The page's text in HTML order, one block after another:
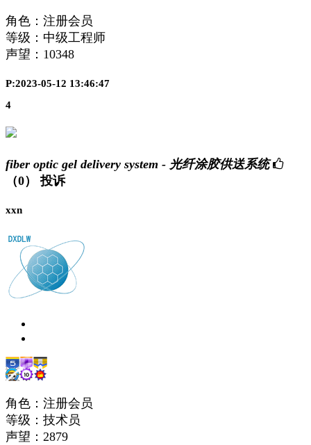
角色：注册会员
等级：中级工程师
声望： 10348
P:2023-05-12 13:46:47
4
fiber optic gel delivery system - 光纤涂胶供送系统
（0）
投诉
xxn
角色：注册会员
等级：技术员
声望： 2879